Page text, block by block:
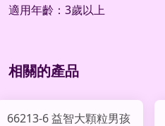
適用年齡：3歲以上
相關的產品
66213-6 益智大顆粒男孩